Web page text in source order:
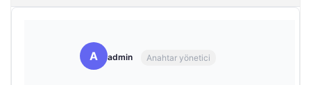
A admin Anahtar yönetici